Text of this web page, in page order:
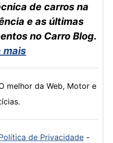
de carros na
e as últimas
no Carro Blog.
mais
melhor da Web, Motor e
de Privacidade-